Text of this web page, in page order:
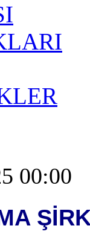
00:00